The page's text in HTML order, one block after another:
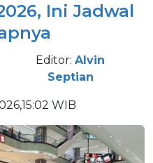
Ini Jadwal
Editor:Alvin
Septian
WIB